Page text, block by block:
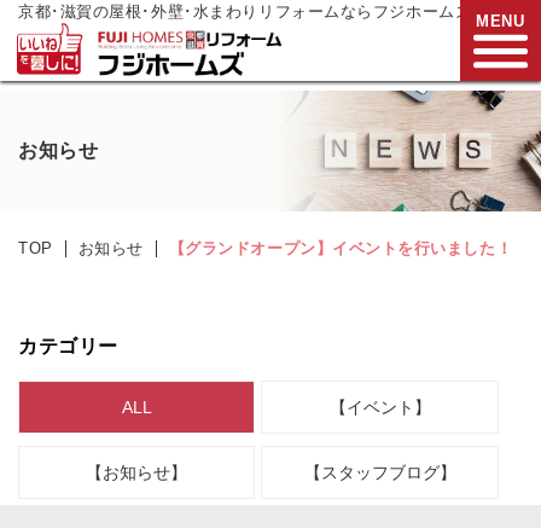
京都･滋賀の屋根･外壁･水まわりリフォームならフジホームズ
お電話でご相談
0120-272-833
営業時間:9:00～17:00水曜日定休
リフォーム現場リポート
リフォーム支援制度
MENU
お知らせ
TOP お知らせ 【グランドオープン】イベントを行いました！
カテゴリー
ALL 【イベント】
【お知らせ】 【スタッフブログ】